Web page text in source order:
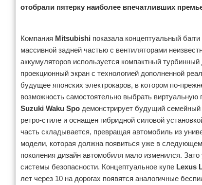
отобрали пятерку наиболее впечатливших
Компания Mitsubishi показала концептуальный багги
массивной задней частью с вентиляторами
аккумуляторов используется компактный
проекционный экран с технологией дополненной
будущее японских электрокаров, в котором по-
возможность самостоятельно выбрать
Suzuki Waku Spo демонстрирует будущий
ретро-стиле и оснащен гибридной силовой
часть складывается, превращая автомобиль из
модели, которая должна появиться уже в
поколения дизайн автомобиля мало изменился.
системы безопасности. Концептуальное купе Lexus
лет через 10 на дорогах появятся аналогичные